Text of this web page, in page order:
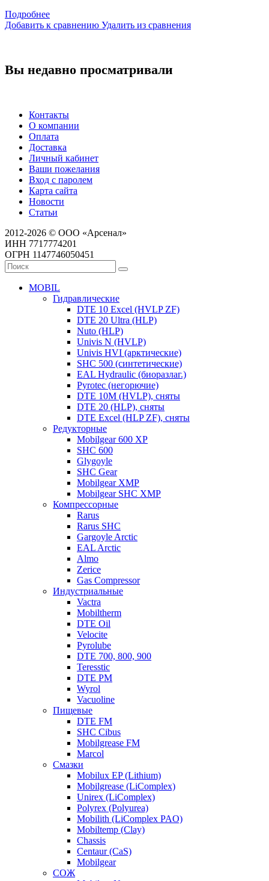
Подробнее
Добавить к сравнению Удалить из сравнения
Вы недавно просматривали
Контакты
О компании
Оплата
Доставка
Личный кабинет
Ваши пожелания
Вход с паролем
Карта сайта
Новости
Статьи
2012-2026 © ООО «Арсенал»
ИНН 7717774201
ОГРН 1147746050451
MOBIL
Гидравлические
DTE 10 Excel (HVLP ZF)
DTE 20 Ultra (HLP)
Nuto (HLP)
Univis N (HVLP)
Univis HVI (арктические)
SHC 500 (синтетические)
EAL Hydraulic (биоразлаг.)
Pyrotec (негорючие)
DTE 10M (HVLP), сняты
DTE 20 (HLP), сняты
DTE Excel (HLP ZF), сняты
Редукторные
Mobilgear 600 XP
SHC 600
Glygoyle
SHC Gear
Mobilgear XMP
Mobilgear SHC XMP
Компрессорные
Rarus
Rarus SHC
Gargoyle Arctic
EAL Arctic
Almo
Zerice
Gas Compressor
Индустриальные
Vactra
Mobiltherm
DTE Oil
Velocite
Pyrolube
DTE 700, 800, 900
Teresstic
DTE PM
Wyrol
Vacuoline
Пищевые
DTE FM
SHC Cibus
Mobilgrease FM
Marcol
Смазки
Mobilux EP (Lithium)
Mobilgrease (LiComplex)
Unirex (LiComplex)
Polyrex (Polyurea)
Mobilith (LiComplex PAO)
Mobiltemp (Clay)
Chassis
Centaur (CaS)
Mobilgear
СОЖ